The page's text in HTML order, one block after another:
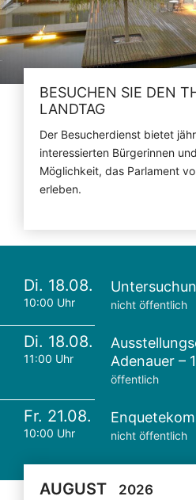
BESUCHEN SIE DEN
LANDTAG
Der Besucherdienst bietet
interessierten Bürgerinnen
Möglichkeit, das Parlament
erleben.
Di. 18.08.
10:00 Uhr nicht öffentlich
Di. 18.08.
11:00 Uhr
Adenauer –
öffentlich
Fr. 21.08.
10:00 Uhr nicht öffentlich
AUGUST 2026